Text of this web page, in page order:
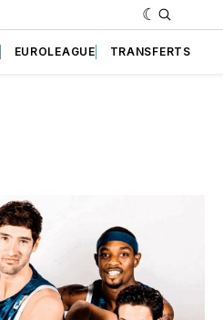
EUROLEAGUE TRANSFERTS